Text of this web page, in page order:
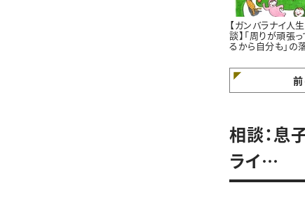
【ガンバラナイ人
談】「周りが頑張
るから自分も」の
けていますか？
相談：息
ライ…